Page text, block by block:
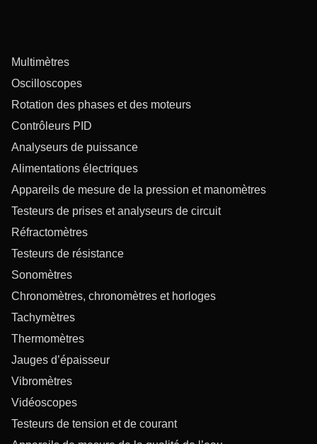
Multimètres
Oscilloscopes
Rotation des phases et des moteurs
Contrôleurs PID
Analyseurs de puissance
Alimentations électriques
Appareils de mesure de la pression et manomètres
Testeurs de prises et analyseurs de circuit
Réfractomètres
Testeurs de résistance
Sonomètres
Chronomètres, chronomètres et horloges
Tachymètres
Thermomètres
Jauges d’épaisseur
Vibromètres
Vidéoscopes
Testeurs de tension et de courant